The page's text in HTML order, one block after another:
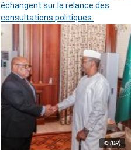
échangent sur la relance des
consultations politiques
© (DR)